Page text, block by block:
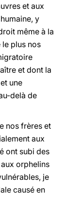
et aux
y
même à la
plus nos
et dont la
une
delà de
nos frères et
aux
ont subi des
orphelins
je
causé en